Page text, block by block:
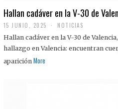
Hallan cadáver en la V-30 de
15 JUNIO, 2025 NOTICIAS
Hallan cadáver en la V-30 de
hallazgo en Valencia: encuentran
aparición More